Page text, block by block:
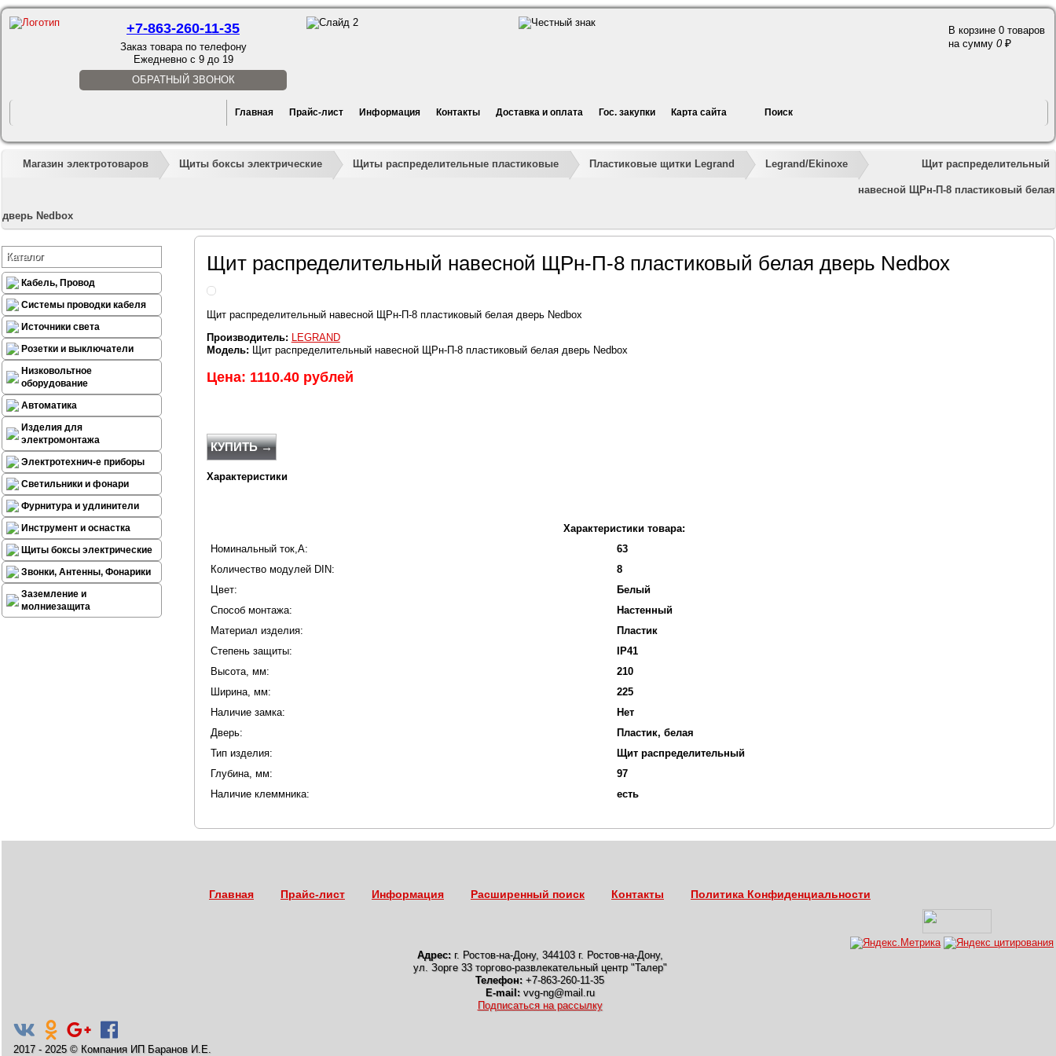
+7-863-260-11-35
Заказ товара по телефону
Ежедневно с 9 до 19
ОБРАТНЫЙ ЗВОНОК
В корзине 0 товаров
на сумму 0
Главная Прайс-лист Информация Контакты Доставка и оплата Гос. закупки Карта сайта Поиск
Магазин электротоваров »
Щиты боксы электрические »
Щиты распределительные пластиковые Пластиковые щитки Legrand Legrand/Ekinoxe Щит распределительный
навесной ЩРн-П-8 пластиковый белая
дверь Nedbox
Каталог
Кабель, Провод
Системы проводки кабеля
Источники света
Розетки и выключатели
Низковольтное
оборудование
Автоматика
Изделия для
электромонтажа
Электротехнич-е приборы
Светильники и фонари
Фурнитура и удлинители
Инструмент и оснастка
Щиты боксы электрические
Звонки, Антенны, Фонарики
Заземление и
молниезащита
Щит распределительный навесной ЩРн-П-8 пластиковый белая дверь Nedbox
Щит распределительный навесной ЩРн-П-8 пластиковый белая дверь Nedbox
Производитель: LEGRAND
Модель: Щит распределительный навесной ЩРн-П-8 пластиковый белая дверь Nedbox
Цена: 1110.40 рублей
КУПИТЬ →
Характеристики
Характеристики товара:
Номинальный ток,А:
63
Количество модулей DIN:
8
Цвет:
Белый
Способ монтажа:
Настенный
Материал изделия:
Пластик
Степень защиты:
IP41
Высота, мм:
210
Ширина, мм:
225
Наличие замка:
Нет
Дверь:
Пластик, белая
Тип изделия:
Щит распределительный
Глубина, мм:
97
Наличие клеммника:
есть
Главная Прайс-лист Информация Расширенный поиск Контакты Политика Конфиденциальности
Адрес: г. Ростов-на-Дону, 344103 г. Ростов-на-Дону,
ул. Зорге 33 торгово-развлекательный центр "Талер"
Телефон: +7-863-260-11-35
E-mail: vvg-ng@mail.ru
Подписаться на рассылку
2017 - 2025 © Компания ИП Баранов И.Е.